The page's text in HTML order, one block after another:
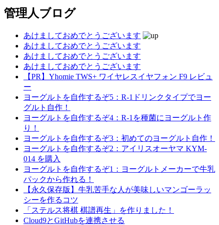
管理人ブログ
あけましておめでとうございます
あけましておめでとうございます
あけましておめでとうございます
あけましておめでとうございます
【PR】Yhomie TWS+ ワイヤレスイヤフォン F9 レビュ
ー
ヨーグルトを自作するぞ5：R-1ドリンクタイプでヨー
グルト自作！
ヨーグルトを自作するぞ4：R-1を種菌にヨーグルト作
り！
ヨーグルトを自作するぞ3：初めてのヨーグルト自作！
ヨーグルトを自作するぞ2：アイリスオーヤマ KYM-
014 を購入
ヨーグルトを自作するぞ1：ヨーグルトメーカーで牛乳
パックから作れる！
【永久保存版】牛乳苦手な人が美味しいマンゴーラッ
シーを作るコツ
「ステルス将棋 棋譜再生」を作りました！
Cloud9とGitHubを連携させる